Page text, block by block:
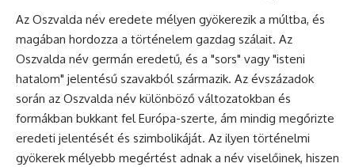
Az Oszvalda név eredete mélyen gyökerezik a múltba, és
magában hordozza a történelem gazdag szálait. Az
Oszvalda név germán eredetű, és a "sors" vagy "isteni
hatalom" jelentésű szavakból származik. Az évszázadok
során az Oszvalda név különböző változatokban és
formákban bukkant fel Európa-szerte, ám mindig megőrizte
eredeti jelentését és szimbolikáját. Az ilyen történelmi
gyökerek mélyebb megértést adnak a név viselőinek, hiszen